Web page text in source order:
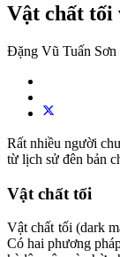
Vật chất tối
Đặng Vũ Tuấn Sơn
Rất nhiều người
từ lịch sử đên bản
Vật chất tối
Vật chất tối (dark
Có hai phương